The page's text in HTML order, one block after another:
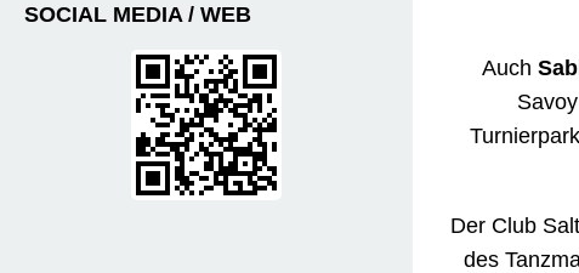
Auch
Der Club
des
SOCIAL MEDIA / WEB